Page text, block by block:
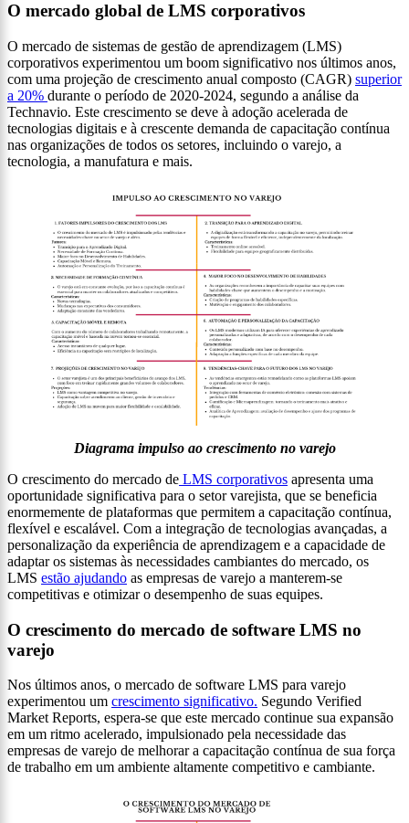
O mercado global de LMS corporativos
O mercado de sistemas de gestão de aprendizagem (LMS)
corporativos experimentou um boom significativo nos últimos anos,
com uma projeção de crescimento anual composto (CAGR) superior
a 20% durante o período de 2020-2024, segundo a análise da
Technavio. Este crescimento se deve à adoção acelerada de
tecnologias digitais e à crescente demanda de capacitação contínua
nas organizações de todos os setores, incluindo o varejo, a
tecnologia, a manufatura e mais.
Diagrama impulso ao crescimento no varejo
O crescimento do mercado de LMS corporativos apresenta uma
oportunidade significativa para o setor varejista, que se beneficia
enormemente de plataformas que permitem a capacitação contínua,
flexível e escalável. Com a integração de tecnologias avançadas, a
personalização da experiência de aprendizagem e a capacidade de
adaptar os sistemas às necessidades cambiantes do mercado, os
LMS estão ajudando as empresas de varejo a manterem-se
competitivas e otimizar o desempenho de suas equipes.
O crescimento do mercado de software LMS no
varejo
Nos últimos anos, o mercado de software LMS para varejo
experimentou um crescimento significativo. Segundo Verified
Market Reports, espera-se que este mercado continue sua expansão
em um ritmo acelerado, impulsionado pela necessidade das
empresas de varejo de melhorar a capacitação contínua de sua força
de trabalho em um ambiente altamente competitivo e cambiante.